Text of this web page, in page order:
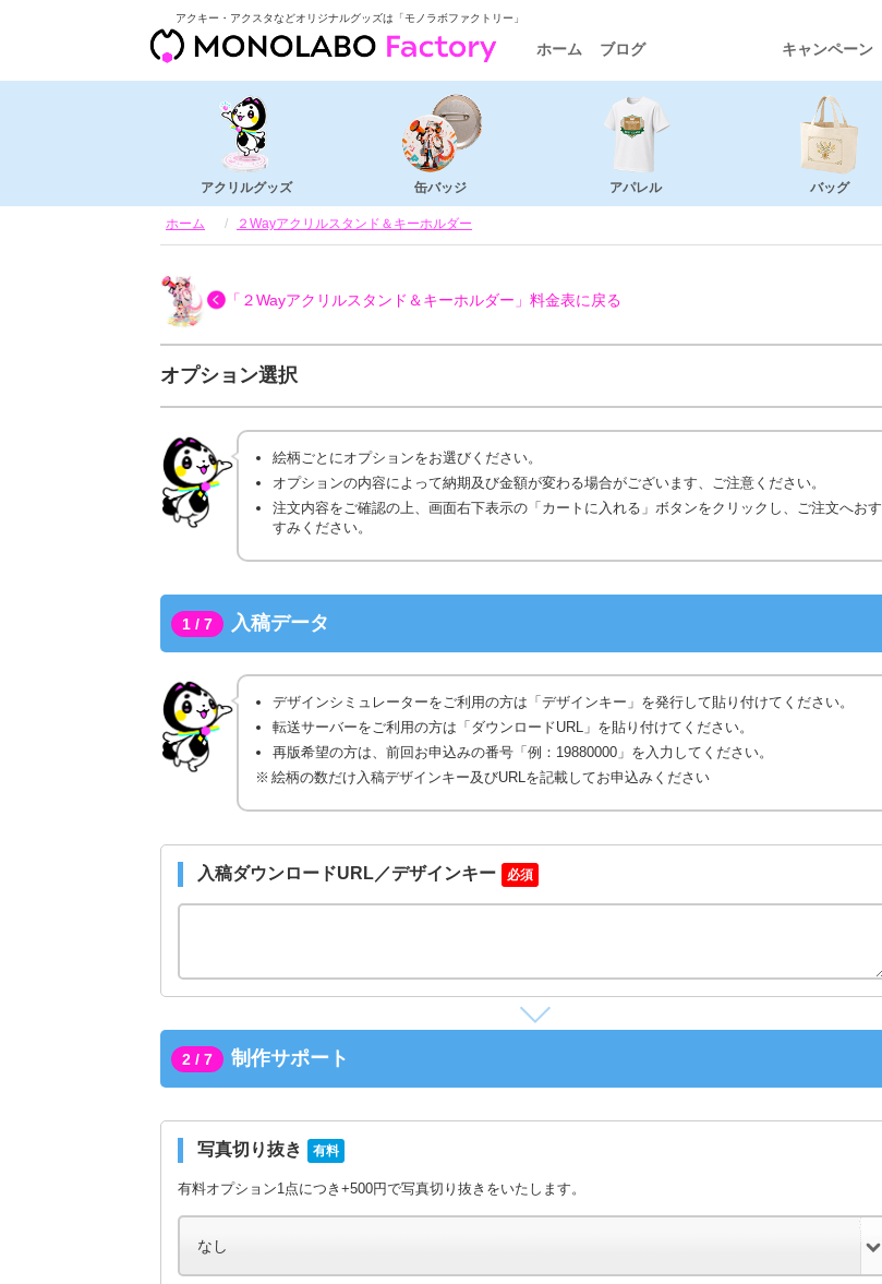
アクキー・アクスタなどオリジナルグッズは「モノラボファクトリー」
ホーム ブログ キャンペーン
アクリルグッズ 缶バッジ アパレル バッグ
ホーム ２Wayアクリルスタンド＆キーホルダー
「２Wayアクリルスタンド＆キーホルダー」 料金表に戻る
オプション選択
絵柄ごとにオプションをお選びください。
オプションの内容によって納期及び金額が変わる場合がございます、ご注意ください。
注文内容をご確認の上、画面右下表示の「カートに入れる」ボタンをクリックし、ご注文へおす
すみください。
1 / 7 入稿データ
デザインシミュレーターをご利用の方は「デザインキー」を発行して貼り付けてください。
転送サーバーをご利用の方は「ダウンロードURL」を貼り付けてください。
再版希望の方は、前回お申込みの番号「例：19880000」を入力してください。
絵柄の数だけ入稿デザインキー及びURLを記載してお申込みください
入稿ダウンロードURL／デザインキー 必須
2 / 7 制作サポート
写真切り抜き 有料
有料オプション1点につき+500円で写真切り抜きをいたします。